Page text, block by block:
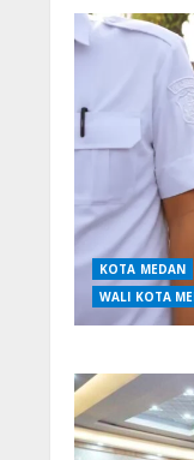
KOTA MEDAN
WALI KOTA